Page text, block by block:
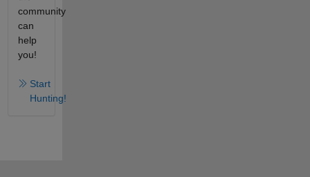
community
can
help
you!
Start
Hunting!